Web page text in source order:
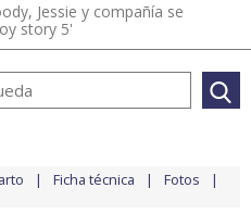
Jessie y compañía se
story 5'
Ficha técnica Fotos